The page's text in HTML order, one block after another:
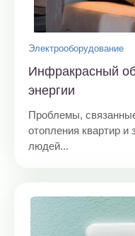
Электрооборудование
Инфракрасный
энергии
Проблемы,
отопления квартир и
людей...